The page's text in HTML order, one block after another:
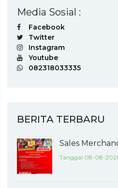
Media Sosial :
Facebook
Twitter
Instagram
Youtube
082318033335
BERITA TERBARU
Sales
Tanggal 08-08-